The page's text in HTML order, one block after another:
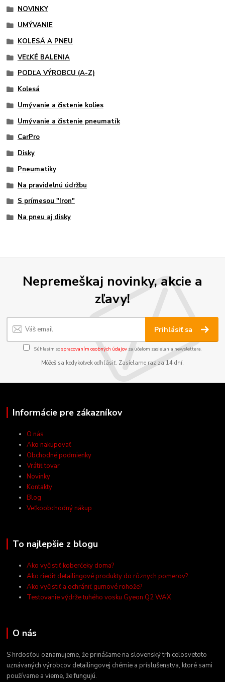
NOVINKY
UMÝVANIE
KOLESÁ A PNEU
VEĽKÉ BALENIA
PODĽA VÝROBCU (A-Z)
Kolesá
Umývanie a čistenie kolies
Umývanie a čistenie pneumatík
CarPro
Disky
Pneumatiky
Na pravidelnú údržbu
S prímesou "Iron"
Na pneu aj disky
Nepremeškaj novinky, akcie a
zľavy!
Prihlásiť sa
Súhlasím sospracovaním osobných údajov za účelom zasielania newslettera.
Môžeš sa kedykoľvek odhlásiť. Zasielame raz za 14 dní.
Informácie pre zákazníkov
O nás
Ako nakupovať
Obchodné podmienky
Vrátiť tovar
Novinky
Kontakty
Blog
Veľkoobchodný nákup
To najlepšie z blogu
Ako vyčistiť koberčeky doma?
Ako riediť detailingové produkty do rôznych pomerov?
Ako vyčistiť a ochrániť gumové rohože?
Testovanie výdrže tuhého vosku Gyeon Q2 WAX
O nás
S hrdosťou oznamujeme, že prinášame na slovenský trh celosvetoto
uznávaných výrobcov detailingovej chémie a príslušenstva, ktoré sami
používame a vieme, že fungujú.